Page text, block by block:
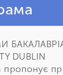
DUBLIN
пропонує